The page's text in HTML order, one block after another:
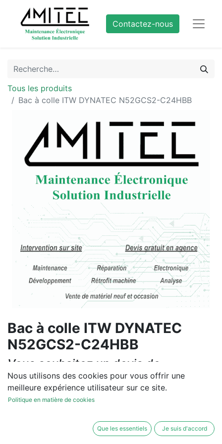
Contactez-nous
Tous les produits
Bac à colle ITW DYNATEC N52GCS2-C24HBB
Bac à colle ITW DYNATEC
N52GCS2-C24HBB
Vous souhaitez un devis de
réparation ou de vente, un
diagnostic sur site?
Nous utilisons des cookies pour vous offrir une
meilleure expérience utilisateur sur ce site.
Politique en matière de cookies
Que les essentiels Je suis d'accord